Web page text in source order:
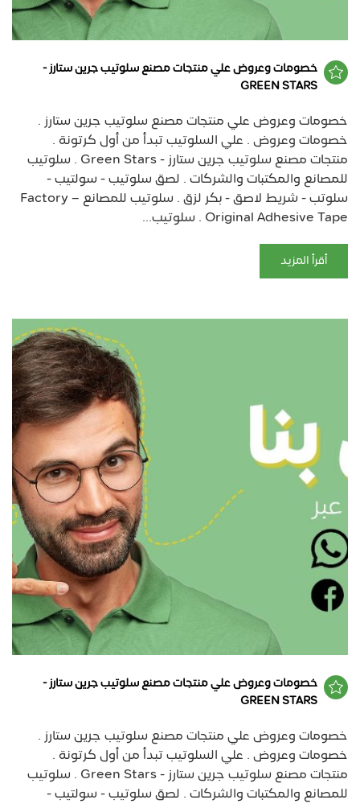
خصومات وعروض علي منتجات مصنع سلوتيب جرين ستارز -
GREEN STARS
خصومات وعروض علي منتجات مصنع سلوتيب جرين ستارز .
خصومات وعروض . علي السلوتيب تبدأ من أول كرتونة .
منتجات مصنع سلوتيب جرين ستارز - Green Stars . سلوتيب
للمصانع والمكتبات والشركات . لصق سلوتيب - سولتيب -
سلوتب - شريط لاصق - بكر لزق . سلوتيب للمصانع – Factory
Original Adhesive Tape . سلوتيب...
أقرأ المزيد
خصومات وعروض علي منتجات مصنع سلوتيب جرين ستارز -
GREEN STARS
خصومات وعروض علي منتجات مصنع سلوتيب جرين ستارز .
خصومات وعروض . علي السلوتيب تبدأ من أول كرتونة .
منتجات مصنع سلوتيب جرين ستارز - Green Stars . سلوتيب
للمصانع والمكتبات والشركات . لصق سلوتيب - سولتيب -